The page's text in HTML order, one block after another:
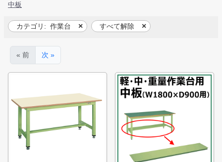
中板
カテゴリ: 作業台 すべて解除
« 前 次 »